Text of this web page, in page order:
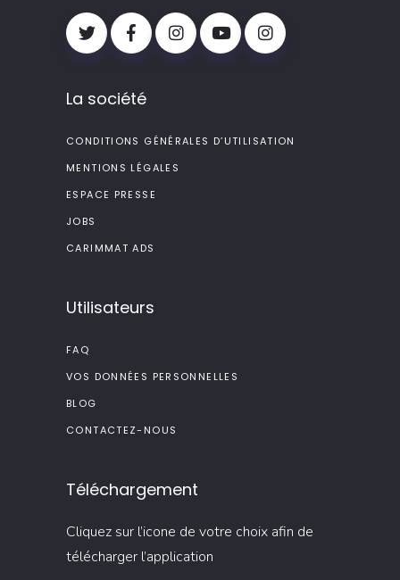
La société
CONDITIONS GÉNÉRALES D’UTILISATION
MENTIONS LÉGALES
ESPACE PRESSE
JOBS
CARIMMAT ADS
Utilisateurs
FAQ
VOS DONNÉES PERSONNELLES
BLOG
CONTACTEZ-NOUS
Téléchargement
Cliquez sur l’icone de votre choix afin de
télécharger l’application